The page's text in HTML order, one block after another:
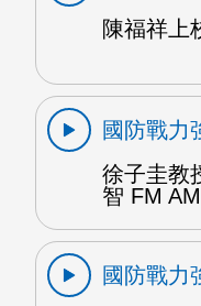
陳福祥上
國防戰力
徐子圭教
智 FM AM
國防戰力